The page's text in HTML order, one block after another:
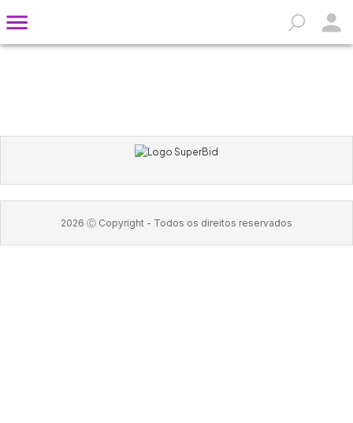
2026 Ⓒ Copyright - Todos os direitos reservados